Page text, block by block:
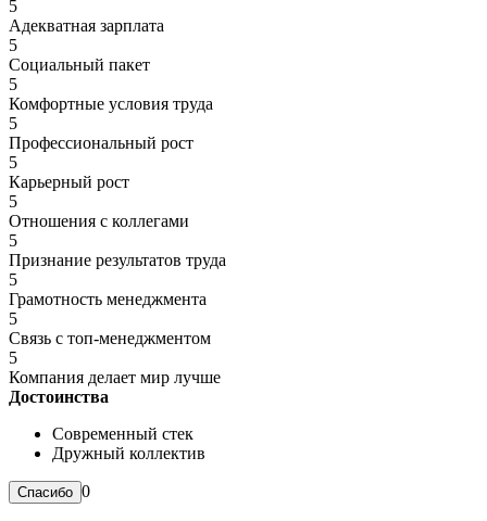
5
Адекватная зарплата
5
Социальный пакет
5
Комфортные условия труда
5
Профессиональный рост
5
Карьерный рост
5
Отношения с коллегами
5
Признание результатов труда
5
Грамотность менеджмента
5
Связь с топ-менеджментом
5
Компания делает мир лучше
Достоинства
Современный стек
Дружный коллектив
0